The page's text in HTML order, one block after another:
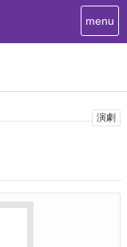
T
o
g
a
menu
演劇